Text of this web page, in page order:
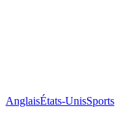
AnglaisÉtats-UnisSports